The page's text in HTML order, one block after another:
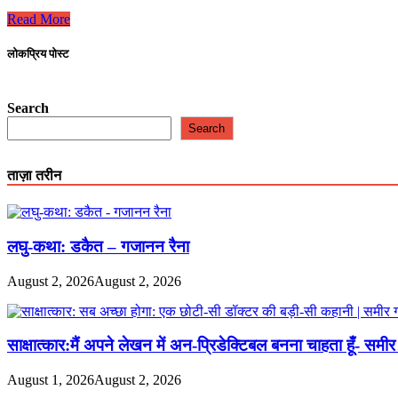
औसत
बन
है
मोटू
पत्थर
लाश’
एक्शन
भरपूर
और
गोली
डायमंड
कॉमिक
|
सूरज
कानपुरी
Read More
लोकप्रिय पोस्ट
Search
Search
ताज़ा तरीन
लघु-कथा: डकैत – गजानन रैना
August 2, 2026August 2, 2026
साक्षात्कार:मैं अपने लेखन में अन-प्रिडेक्टिबल बनना चाहता हूँ- समीर
August 1, 2026August 2, 2026